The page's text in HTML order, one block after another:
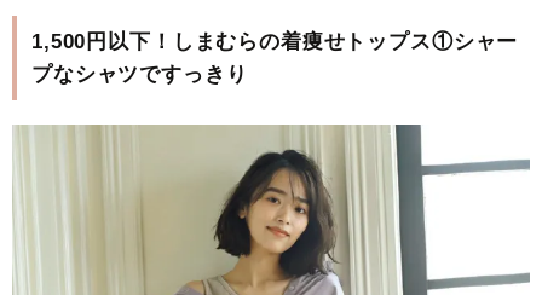
1,500円以下！しまむらの着痩せトップス①シャー
プなシャツですっきり